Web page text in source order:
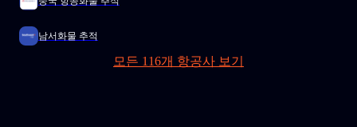
남서화물 추적
모든 116개 항공사 보기